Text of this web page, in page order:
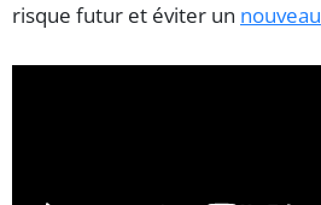
risque futur et éviter un nouveau